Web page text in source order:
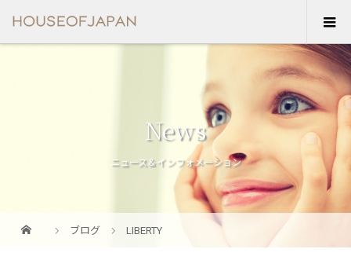
News
ニュース＆インフォメーション
ブログ LIBERTY